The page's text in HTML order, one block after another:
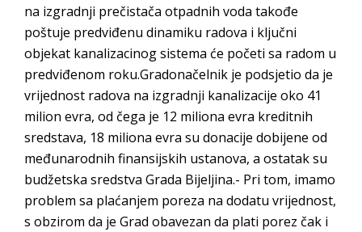
na izgradnji prečistača otpadnih voda takođe
poštuje predviđenu dinamiku radova i ključni
objekat kanalizacinog sistema će početi sa radom u
predviđenom roku.Gradonačelnik je podsjetio da je
vrijednost radova na izgradnji kanalizacije oko 41
milion evra, od čega je 12 miliona evra kreditnih
sredstava, 18 miliona evra su donacije dobijene od
međunarodnih finansijskih ustanova, a ostatak su
budžetska sredstva Grada Bijeljina.- Pri tom, imamo
problem sa plaćanjem poreza na dodatu vrijednost,
s obzirom da je Grad obavezan da plati porez čak i